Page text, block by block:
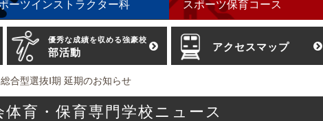
ーツインストラクター科
スポーツ保育コース
優秀な成績を収める強豪校
部活動 アクセスマップ
合型選抜Ⅰ期 延期のお知らせ
育・保育専門学校ニュース